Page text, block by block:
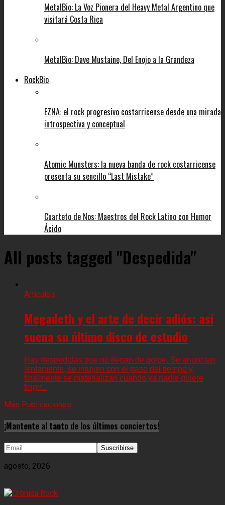
MetalBio: La Voz Pionera del Heavy Metal Argentino que
visitará Costa Rica
MetalBio: Dave Mustaine, Del Enojo a la Grandeza
RockBio
EZNA: el rock progresivo costarricense desde una mirada
introspectiva y conceptual
Atomic Munsters: la nueva banda de rock costarricense
presenta su sencillo “Last Mistake”
Cuarteto de Nos: Maestros del Rock Latino con Humor
Ácido
All posts tagged "Despedida"
Artículos
Megadeth y el arte de decir adiós: así
suena su último disco de estudio
Hay despedidas que no llegan de golpe. Se anuncian
lentamente, se intuyen con el paso del tiempo y
finalmente se materializan cuando ya nadie quiere
fingir...
Más Publicaciones
¡Mantente al tanto de los últimos conciertos!
agosto, 2026